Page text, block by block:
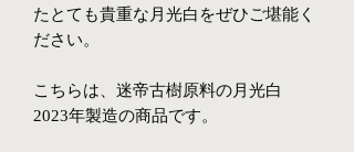
たとても貴重な月光白をぜひご堪能く
ださい。
こちらは、迷帝古樹原料の月光白
2023年製造の商品です。